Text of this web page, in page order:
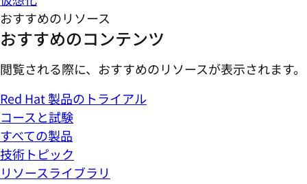
おすすめのリソース
おすすめのコンテンツ
閲覧される際に、おすすめのリソースが表示されます。
Red Hat 製品のトライアル
コースと試験
すべての製品
技術トピック
リソースライブラリ